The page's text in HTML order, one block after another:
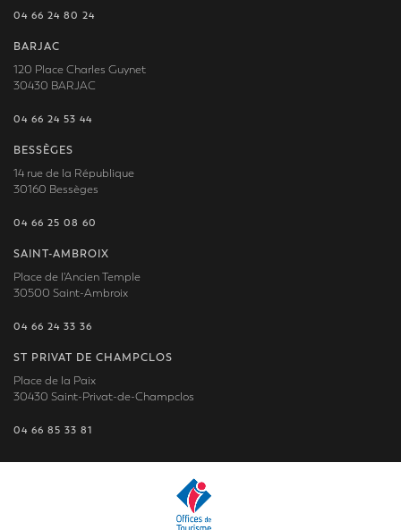
04 66 24 80 24
BARJAC
120 Place Charles Guynet
30430 BARJAC
04 66 24 53 44
BESSÈGES
14 rue de la République
30160 Bessèges
04 66 25 08 60
SAINT-AMBROIX
Place de l'Ancien Temple
30500 Saint-Ambroix
04 66 24 33 36
ST PRIVAT DE CHAMPCLOS
Place de la Paix
30430 Saint-Privat-de-Champclos
04 66 85 33 81